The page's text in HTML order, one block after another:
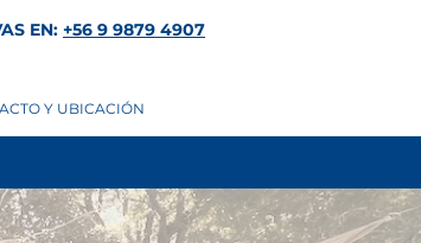
EN: +56 9 9879 4907
Y UBICACIÓN